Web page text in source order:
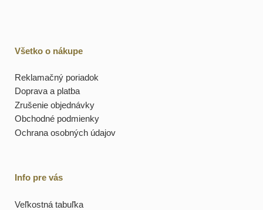
Všetko o nákupe
Reklamačný poriadok
Doprava a platba
Zrušenie objednávky
Obchodné podmienky
Ochrana osobných údajov
Info pre vás
Veľkostná tabuľka